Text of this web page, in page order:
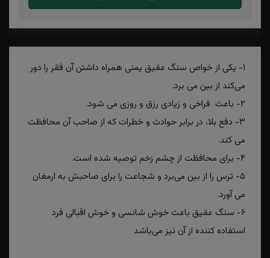
۱- یکی از خواص سنگ عقیق یمنی همراه داشتن آن فقر را دور
می‌کند از بین می برد.
۲- باعث فراخی و زیادی رزق و روزی می شود.
۳- دفع بلا، در برابر حوادث و خطرات که از صاحب آن محافظت
می کند.
۴- برای محافظت از چشم زخم توصیه شده است.
۵- ترس را از بین می‌برد و شجاعت را برای صاحبش به ارمغان
می آورد.
۶- سنگ عقیق باعث خوش شانسی و خوش اقبالی فرد
استفاده کننده از آن نیز می‌باشد